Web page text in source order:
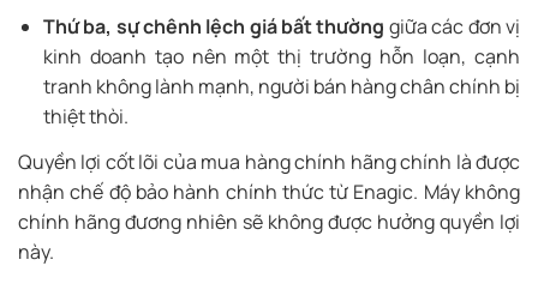
Thứ ba, sự chênh lệch giá bất thường giữa các đơn vị
kinh doanh tạo nên một thị trường hỗn loạn, cạnh
tranh không lành mạnh, người bán hàng chân chính bị
thiệt thòi.
Quyền lợi cốt lõi của mua hàng chính hãng chính là được
nhận chế độ bảo hành chính thức từ Enagic. Máy không
chính hãng đương nhiên sẽ không được hưởng quyền lợi
này.